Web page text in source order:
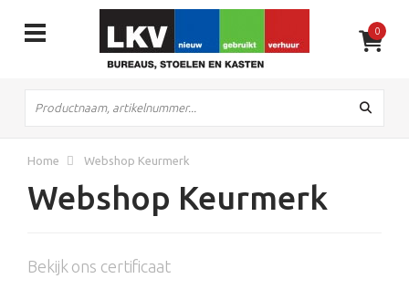
0
Flexibelehuurperiode
Home Webshop Keurmerk
Webshop Keurmerk
Bekijk ons certificaat